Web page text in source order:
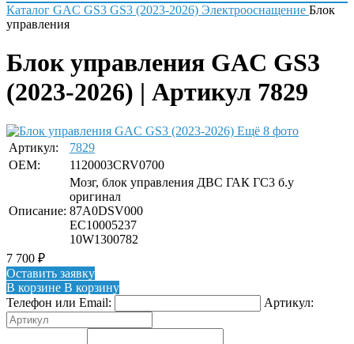
Каталог GAC GS3 GS3 (2023-2026) Электрооснащение Блок
управления
Блок управления GAC GS3
(2023-2026) | Артикул 7829
Ещё 8 фото
Артикул:
7829
OEM:
1120003CRV0700
Описание:
Мозг, блок управления ДВС ГАК ГС3 б.у
оригинал
87A0DSV000
EC10005237
10W1300782
7 700 ₽
Оставить заявку
В корзине В корзину
Телефон или Email:
Артикул: